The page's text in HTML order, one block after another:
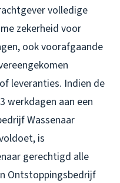
volledige
zekerheid voor
ook voorafgaande
leveranties. Indien de
werkdagen aan een
Wassenaar
is
gerechtigd alle
Ontstoppingsbedrijf